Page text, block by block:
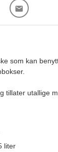
som kan
tillater utallige
liter